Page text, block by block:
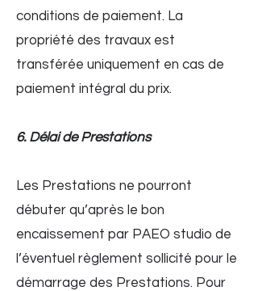
conditions de paiement. La
propriété des travaux est
transférée uniquement en cas de
paiement intégral du prix.
6. Délai de Prestations
Les Prestations ne pourront
débuter qu’après le bon
encaissement par PAEO studio de
l’éventuel règlement sollicité pour le
démarrage des Prestations. Pour